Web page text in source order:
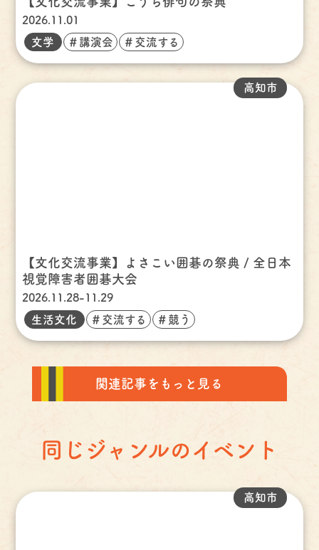
2026.11.01
文学
＃講演会 ＃交流する
【文化交流事業】よさこい囲碁の祭典 / 全日本
視覚障害者囲碁大会
2026.11.28-11.29
高知市
生活文化 ＃交流する ＃競う
関連記事をもっと見る
同じジャンルのイベント
高知市